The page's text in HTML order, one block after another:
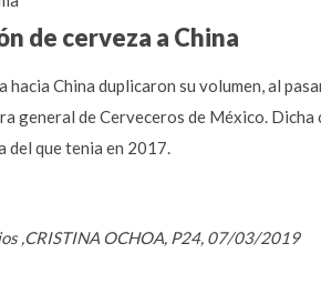
de cerveza a China
hacia China duplicaron su volumen, al
general de Cerveceros de México.
del que tenia en 2017.
,CRISTINA OCHOA, P24, 07/03/2019